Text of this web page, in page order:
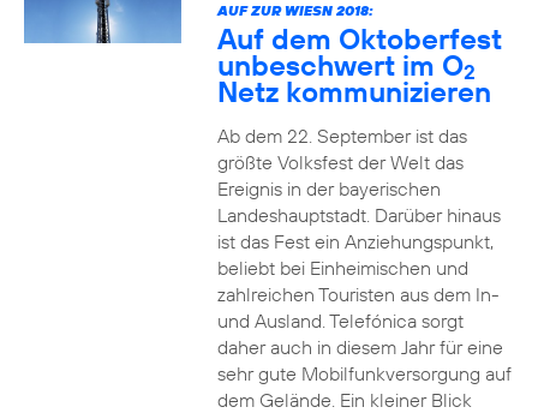
AUF ZUR WIESN 2018:
Auf dem Oktoberfest
unbeschwert im O2
Netz kommunizieren
Ab dem 22. September ist das
größte Volksfest der Welt das
Ereignis in der bayerischen
Landeshauptstadt. Darüber hinaus
ist das Fest ein Anziehungspunkt,
beliebt bei Einheimischen und
zahlreichen Touristen aus dem In-
und Ausland. Telefónica sorgt
daher auch in diesem Jahr für eine
sehr gute Mobilfunkversorgung auf
dem Gelände. Ein kleiner Blick